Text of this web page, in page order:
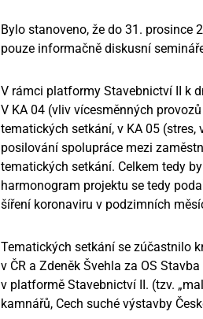
Bylo stanoveno, že do 31. prosince
pouze informačně diskusní
V rámci platformy Stavebnictví II k
V KA 04 (vliv vícesměnných
tematických setkání, v KA 05
posilování spolupráce mezi
tematických setkání. Celkem tedy
harmonogram projektu se tedy
šíření koronaviru v podzimních
Tematických setkání se zúčastnilo
v ČR a Zdeněk Švehla za OS
v platformě Stavebnictví II. (tzv.
kamnářů, Cech suché výstavby